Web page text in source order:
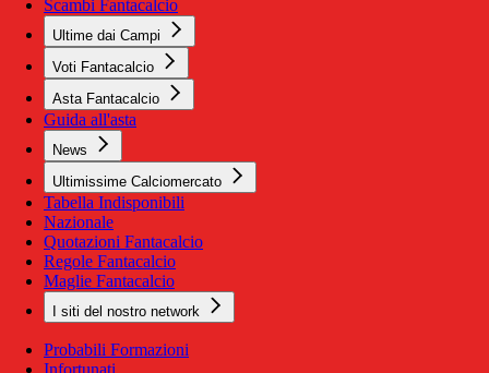
Scambi Fantacalcio
Ultime dai Campi
Voti Fantacalcio
Asta Fantacalcio
Guida all'asta
News
Ultimissime Calciomercato
Tabella Indisponibili
Nazionale
Quotazioni Fantacalcio
Regole Fantacalcio
Maglie Fantacalcio
I siti del nostro network
Probabili Formazioni
Infortunati